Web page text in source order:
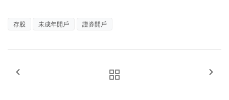
存股 未成年開戶 證券開戶